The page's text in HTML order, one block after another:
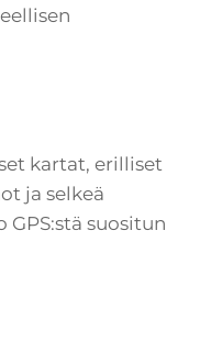
kartat, erilliset
ja selkeä
suositun